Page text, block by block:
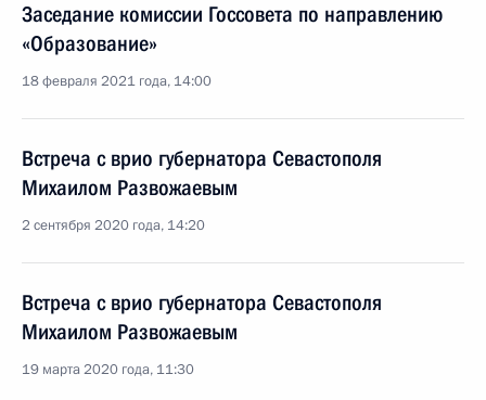
Заседание комиссии Госсовета по направлению
«Образование»
18 февраля 2021 года, 14:00
Встреча с врио губернатора Севастополя
Михаилом Развожаевым
2 сентября 2020 года, 14:20
Встреча с врио губернатора Севастополя
Михаилом Развожаевым
19 марта 2020 года, 11:30